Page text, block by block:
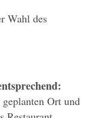
Wahl des
Ort und